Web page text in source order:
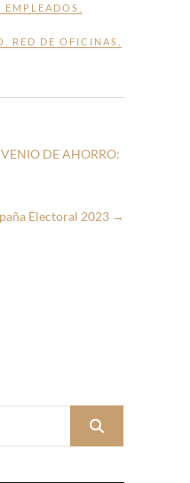
EMPLEADOS
RED DE OFICINAS
DE AHORRO:
Electoral 2023 →
Buscar